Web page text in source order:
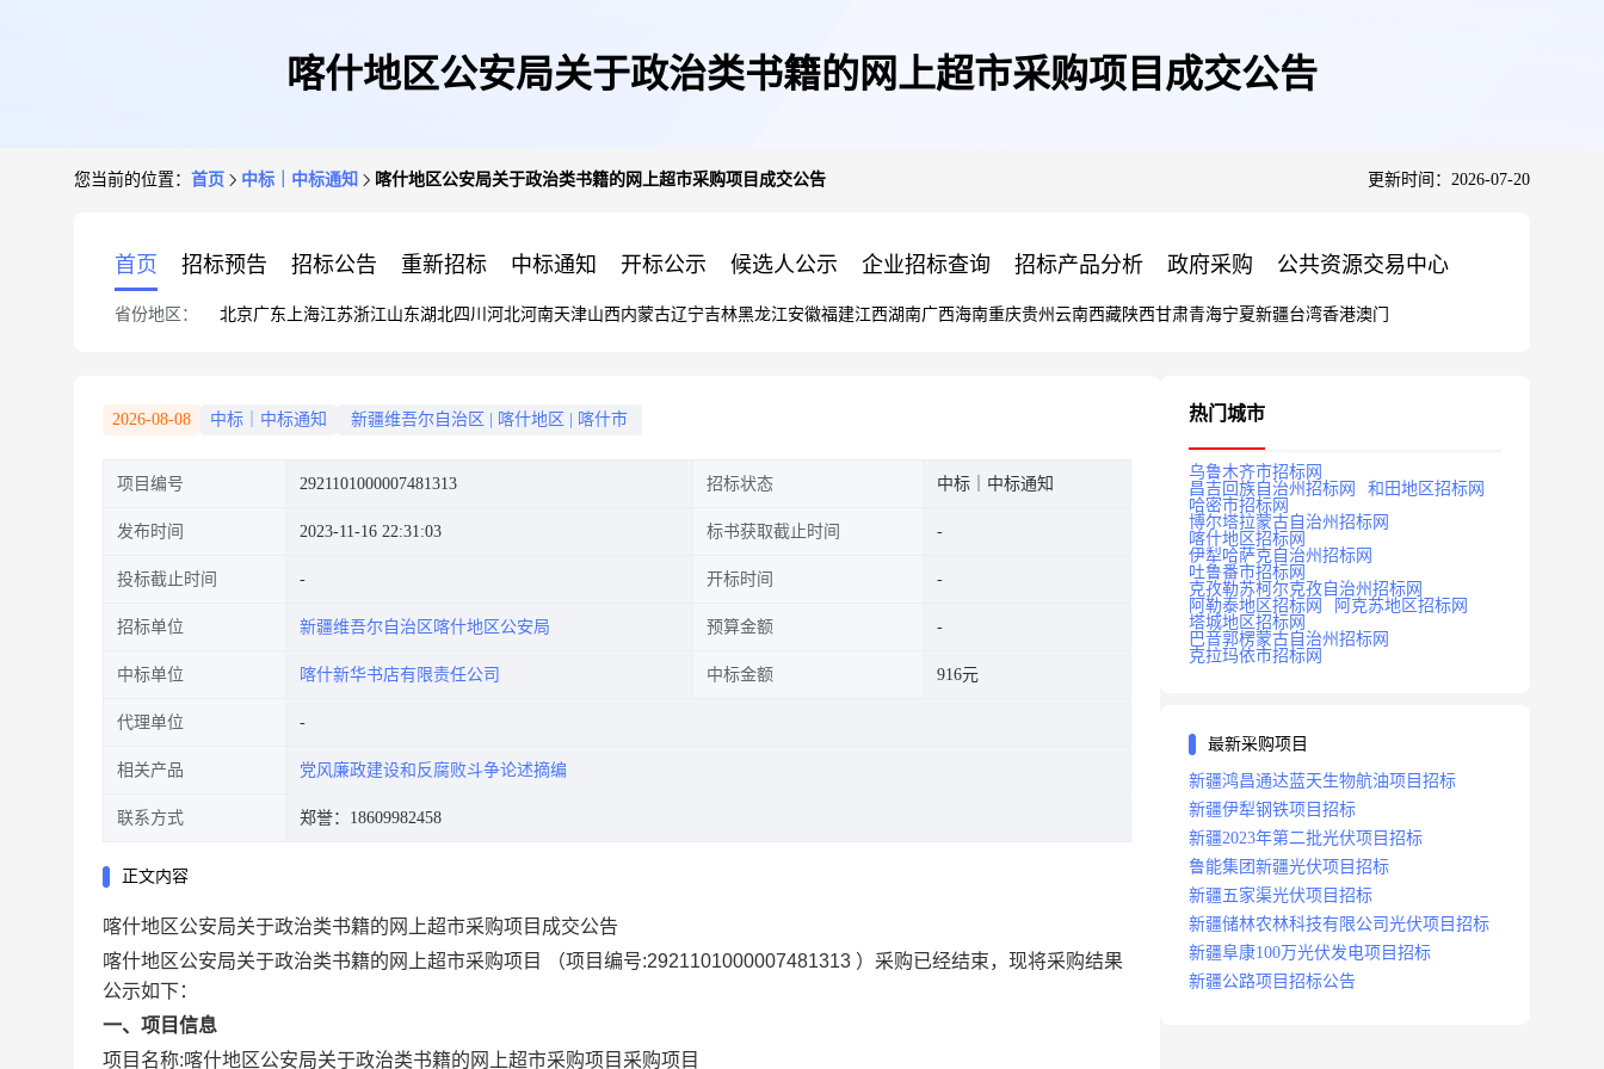
喀什地区公安局关于政治类书籍的网上超市采购项目成交公告
您当前的位置： 首页 中标｜中标通知 喀什地区公安局关于政治类书籍的网上超市采购项目成交公告 更新时间：2026-07-20
首页 招标预告 招标公告 重新招标 中标通知 开标公示 候选人公示 企业招标查询 招标产品分析 政府采购 公共资源交易中心
省份地区： 北京广东 上海江苏浙江山东湖北四川 河北河南天津山西内蒙古辽宁吉林黑龙江安徽福建江西湖南广西海南重庆贵州 云南西藏陕西甘肃青海宁夏新疆台湾香港澳门
2026-08-08 中标｜中标通知 新疆维吾尔自治区 喀什地区 喀什市
项目编号 2921101000007481313 招标状态 中标｜中标通知
发布时间 2023-11-16 22:31:03 标书获取截止时间
投标截止时间 开标时间
招标单位 新疆维吾尔自治区喀什地区公安局 预算金额
中标单位 喀什新华书店有限责任公司 中标金额 916元
代理单位
相关产品 党风廉政建设和反腐败斗争论述摘编
联系方式 郑誉：18609982458
正文内容
喀什地区公安局关于政治类书籍的网上超市采购项目成交公告
喀什地区公安局关于政治类书籍的网上超市采购项目
（项目编号:2921101000007481313 ）采购已经结束，现将采购结果
公示如下：
一、项目信息
项目名称:喀什地区公安局关于政治类书籍的网上超市采购项目 采购项目
热门城市
乌鲁木齐市招标网
昌吉回族自治州招标网
和田地区招标网
哈密市招标网
博尔塔拉蒙古自治州招标网
喀什地区招标网
伊犁哈萨克自治州招标网
吐鲁番市招标网
克孜勒苏柯尔克孜自治州招标网
阿勒泰地区招标网
阿克苏地区招标网
塔城地区招标网
巴音郭楞蒙古自治州招标网
克拉玛依市招标网
最新采购项目
新疆鸿昌通达蓝天生物航油项目招标
新疆伊犁钢铁项目招标
新疆2023年第二批光伏项目招标
鲁能集团新疆光伏项目招标
新疆五家渠光伏项目招标
新疆储林农林科技有限公司光伏项目招标
新疆阜康100万光伏发电项目招标
新疆公路项目招标公告